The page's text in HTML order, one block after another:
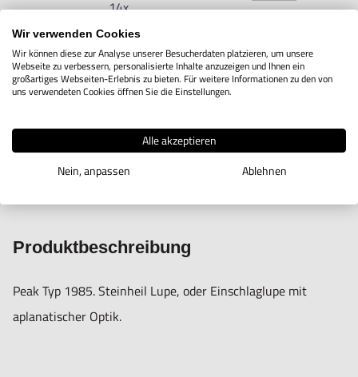
14x
7M10.6.13
Lupe
Steinheil
Nr. 1985 Zeige Info
IN DEN WARENKORB
Produktbeschreibung
Peak Typ 1985. Steinheil Lupe, oder Einschlaglupe mit
aplanatischer Optik.
Wir verwenden Cookies
Wir können diese zur Analyse unserer Besucherdaten platzieren, um unsere
Webseite zu verbessern, personalisierte Inhalte anzuzeigen und Ihnen ein
großartiges Webseiten-Erlebnis zu bieten. Für weitere Informationen zu den von
uns verwendeten Cookies öffnen Sie die Einstellungen.
Alle akzeptieren
Nein, anpassen
Ablehnen